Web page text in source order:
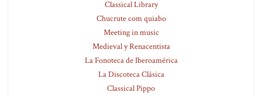
Classical Library
Chucrute com quiabo
Meeting in music
Medieval y Renacentista
La Fonoteca de Iberoamérica
La Discoteca Clásica
Classical Pippo